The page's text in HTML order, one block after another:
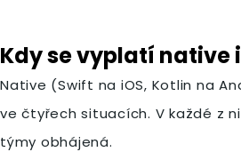
Kdy se vyplatí native
Native (Swift na iOS, Kotlin na
ve čtyřech situacích. V každé z
týmy obhájená.